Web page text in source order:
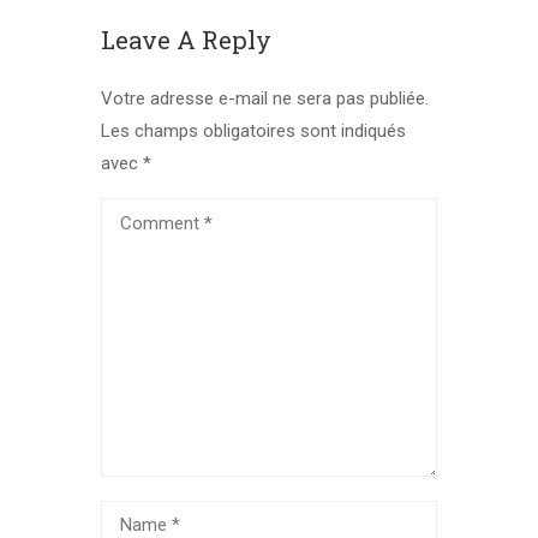
Leave A Reply
Votre adresse e-mail ne sera pas publiée.
Les champs obligatoires sont indiqués
avec *
Commentaire
Nom